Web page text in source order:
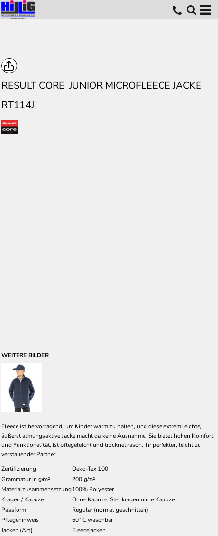
RESULT CORE JUNIOR MICROFLEECE JACKE
RT114J
WEITERE BILDER
Fleece ist hervorragend, um Kinder warm zu halten, und diese extrem leichte,
äußerst atmungsaktive Jacke macht da keine Ausnahme. Sie bietet hohen Komfort
und Funktionalität, ist pflegeleicht und trocknet rasch. Ihr perfekter, leicht zu
verstauender Partner
Zertifizierung
Oeko-Tex 100
Grammatur in g/m²
200 g/m²
Materialzusammensetzung100% Polyester
Kragen / Kapuze
Ohne Kapuze; Stehkragen ohne Kapuze
Passform
Regular (normal geschnitten)
Pflegehinweis
60 °C waschbar
Jacken (Art)
Fleecejacken